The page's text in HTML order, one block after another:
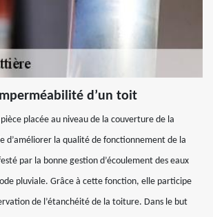
d’un toit
placée au niveau de la couverture de la
d’améliorer la qualité de fonctionnement de la
par la bonne gestion d’écoulement des eaux
pluviale. Grâce à cette fonction, elle participe
de l’étanchéité de la toiture. Dans le but